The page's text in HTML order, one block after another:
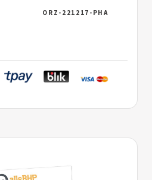
ORZ-221217-PHA